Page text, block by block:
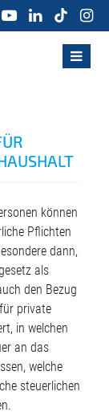
können
Pflichten
dann,
als
den Bezug
private
in welchen
an das
welche
steuerlichen